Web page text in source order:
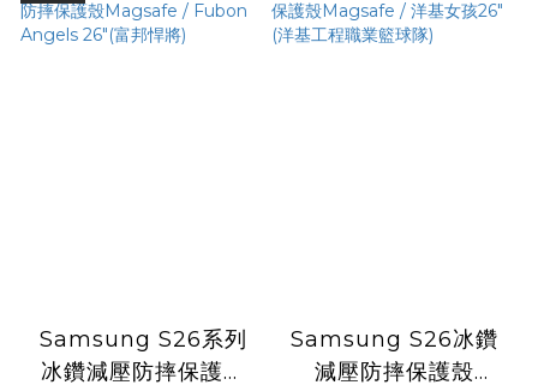
Samsung S26系列
冰鑽減壓防摔保護殼
Samsung S26冰鑽
減壓防摔保護殼